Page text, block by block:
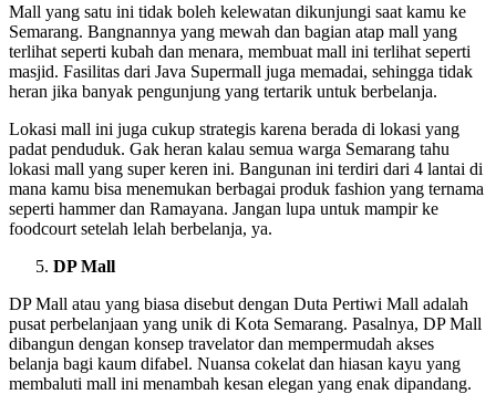
Mall yang satu ini tidak boleh kelewatan dikunjungi saat kamu ke
Semarang. Bangnannya yang mewah dan bagian atap mall yang
terlihat seperti kubah dan menara, membuat mall ini terlihat seperti
masjid. Fasilitas dari Java Supermall juga memadai, sehingga tidak
heran jika banyak pengunjung yang tertarik untuk berbelanja.
Lokasi mall ini juga cukup strategis karena berada di lokasi yang
padat penduduk. Gak heran kalau semua warga Semarang tahu
lokasi mall yang super keren ini. Bangunan ini terdiri dari 4 lantai di
mana kamu bisa menemukan berbagai produk fashion yang ternama
seperti hammer dan Ramayana. Jangan lupa untuk mampir ke
foodcourt setelah lelah berbelanja, ya.
DP Mall
DP Mall atau yang biasa disebut dengan Duta Pertiwi Mall adalah
pusat perbelanjaan yang unik di Kota Semarang. Pasalnya, DP Mall
dibangun dengan konsep travelator dan mempermudah akses
belanja bagi kaum difabel. Nuansa cokelat dan hiasan kayu yang
membaluti mall ini menambah kesan elegan yang enak dipandang.